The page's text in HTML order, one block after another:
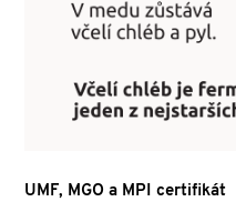
UMF, MGO a MPI certifikát